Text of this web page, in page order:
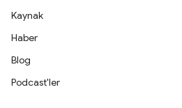
Kaynak
Haber
Blog
Podcast'ler